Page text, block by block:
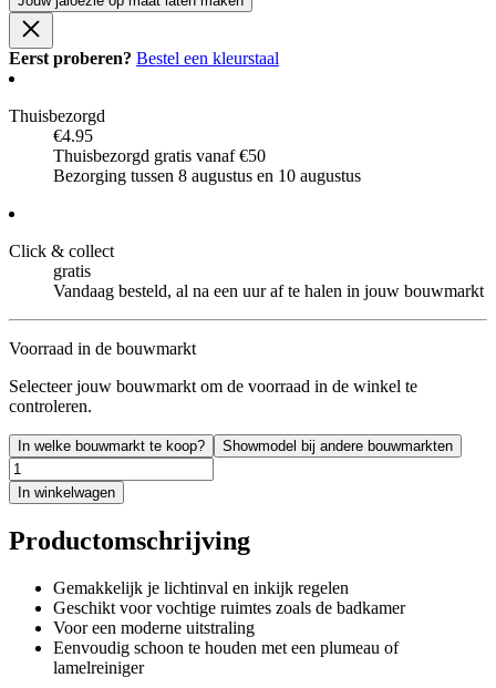
Eerst proberen? Bestel een kleurstaal
Thuisbezorgd
€4.95
Thuisbezorgd gratis vanaf €50
Bezorging tussen 8 augustus en 10 augustus
Click & collect
gratis
Vandaag besteld, al na een uur af te halen in jouw bouwmarkt
Voorraad in de bouwmarkt
Selecteer jouw bouwmarkt om de voorraad in de winkel te
controleren.
In welke bouwmarkt te koop? Showmodel bij andere bouwmarkten
In winkelwagen
Productomschrijving
Gemakkelijk je lichtinval en inkijk regelen
Geschikt voor vochtige ruimtes zoals de badkamer
Voor een moderne uitstraling
Eenvoudig schoon te houden met een plumeau of
lamelreiniger